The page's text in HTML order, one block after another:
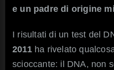
e un padre di origine
I risultati di un test del
2011ha rivelato
scioccante: il DNA, non